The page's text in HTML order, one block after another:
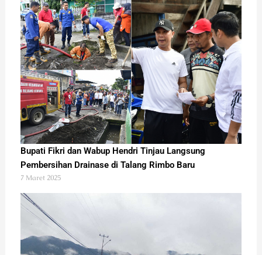
Bupati Fikri dan Wabup Hendri Tinjau Langsung
Pembersihan Drainase di Talang Rimbo Baru
7 Maret 2025